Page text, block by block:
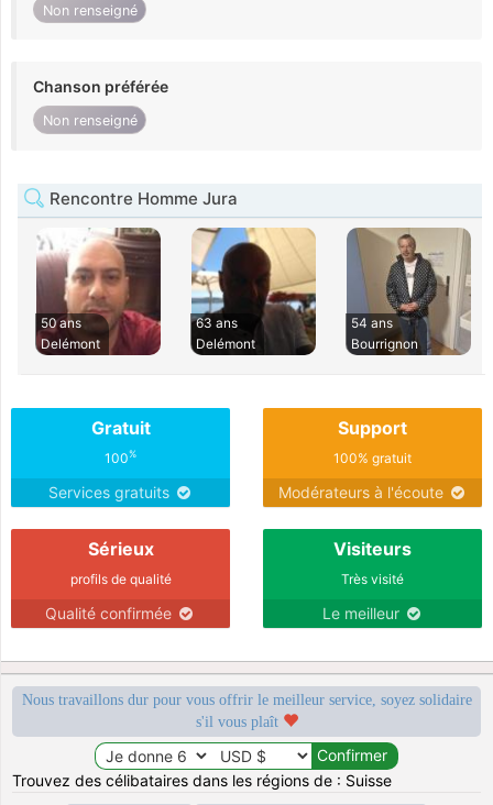
Non renseigné
Chanson préférée
Non renseigné
Rencontre Homme Jura
50 ans
Delémont
63 ans
Delémont
54 ans
Bourrignon
Gratuit
100%
Services gratuits
Support
100% gratuit
Modérateurs à l'écoute
Sérieux
profils de qualité
Qualité confirmée
Visiteurs
Très visité
Le meilleur
Nous travaillons dur pour vous offrir le meilleur service, soyez solidaire
s'il vous plaît
Trouvez des célibataires dans les régions de : Suisse